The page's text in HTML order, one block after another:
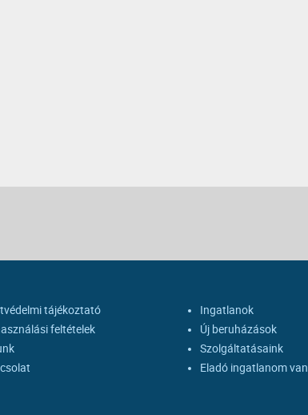
tájékoztató
feltételek
Ingatlanok
Új beruházások
Szolgáltatásaink
Eladó ingatlanom van